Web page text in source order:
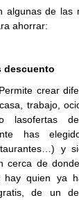
algunas de las
ahorrar:
descuento
crear
trabajo,
lasofertas
has
y
cerca de
hay quien ya
de un